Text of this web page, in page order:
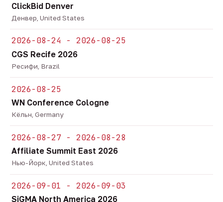
ClickBid Denver
Денвер, United States
2026-08-24 - 2026-08-25
CGS Recife 2026
Ресифи, Brazil
2026-08-25
WN Conference Cologne
Кёльн, Germany
2026-08-27 - 2026-08-28
Affiliate Summit East 2026
Нью-Йорк, United States
2026-09-01 - 2026-09-03
SiGMA North America 2026